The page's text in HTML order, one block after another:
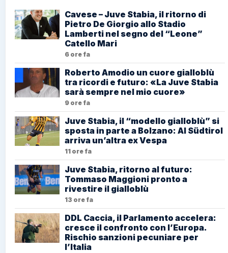
Cavese – Juve Stabia, il ritorno di
Pietro De Giorgio allo Stadio
Lamberti nel segno del “Leone”
Catello Mari
6 ore fa
Roberto Amodio un cuore gialloblù
tra ricordi e futuro: «La Juve Stabia
sarà sempre nel mio cuore»
9 ore fa
Juve Stabia, il “modello gialloblù” si
sposta in parte a Bolzano: Al Südtirol
arriva un’altra ex Vespa
11 ore fa
Juve Stabia, ritorno al futuro:
Tommaso Maggioni pronto a
rivestire il gialloblù
13 ore fa
DDL Caccia, il Parlamento accelera:
cresce il confronto con l’Europa.
Rischio sanzioni pecuniare per
l’Italia